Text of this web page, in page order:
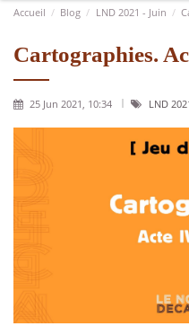
Accueil Blog LND 2021 - Juin
Cartographies.
25 Jun 2021, 10:34 LND